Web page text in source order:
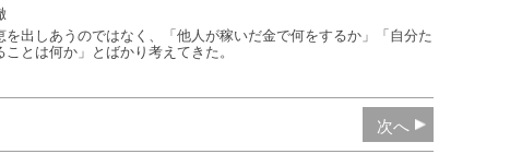
を出しあうのではなく、「他人が稼いだ金で何をするか」「自分た
とは何か」とばかり考えてきた。
次へ